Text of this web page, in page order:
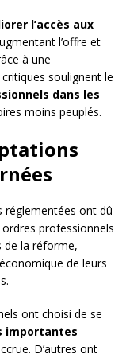
l’accès aux
l’offre et
à une
soulignent le
dans les
moins peuplés.
réglementées ont dû
ordres professionnels
de la réforme,
de leurs
ont choisi de se
importantes
D’autres ont